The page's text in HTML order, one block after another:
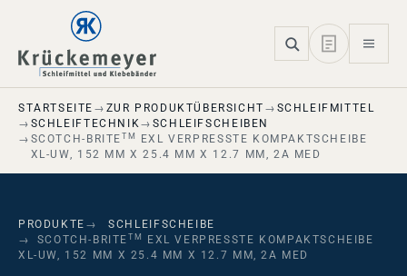
Skip to main navigation
Skip to main content
Skip to page footer
STARTSEITE ZUR PRODUKTÜBERSICHT
SCHLEIFMITTEL
SCHLEIFTECHNIK
SCHLEIFSCHEIBEN
SCOTCH-BRITE TM
EXL VERPRESSTE KOMPAKTSCHEIBE
XL-UW, 152 MM X 25.4 MM X 12.7 MM, 2A MED
PRODUKTE
SCHLEIFSCHEIBE
SCOTCH-BRITE TM
EXL VERPRESSTE KOMPAKTSCHEIBE
XL-UW, 152 MM X 25.4 MM X 12.7 MM, 2A MED